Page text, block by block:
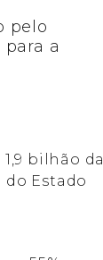
pelo
a
bilhão da
Estado